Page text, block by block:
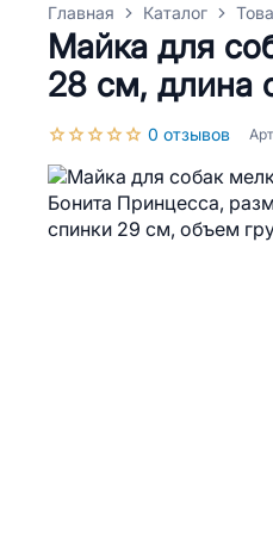
Главная Каталог
Майка для
28 см, длина
0 отзывов